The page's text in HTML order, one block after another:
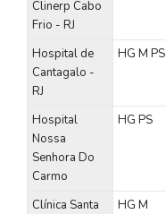
Clinerp Cabo
Frio - RJ
Hospital de
Cantagalo -
RJ
HG M PS
Hospital
Nossa
Senhora Do
Carmo
HG PS
Clínica Santa
HG M